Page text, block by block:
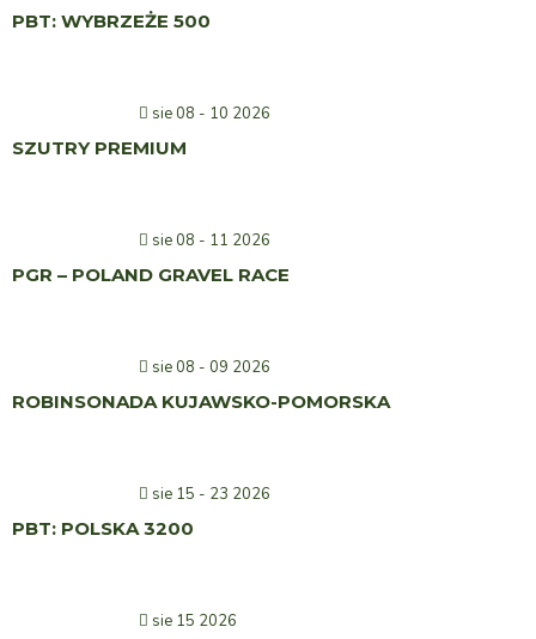
PBT: WYBRZEŻE 500
sie 08 - 10 2026
SZUTRY PREMIUM
sie 08 - 11 2026
PGR – POLAND GRAVEL RACE
sie 08 - 09 2026
ROBINSONADA KUJAWSKO-POMORSKA
sie 15 - 23 2026
PBT: POLSKA 3200
sie 15 2026